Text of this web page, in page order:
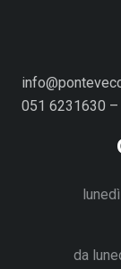
051 6231630 –
da